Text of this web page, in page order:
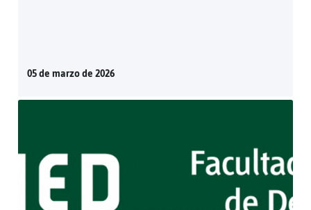
05 de marzo de 2026